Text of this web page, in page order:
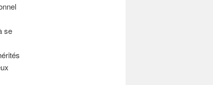
se